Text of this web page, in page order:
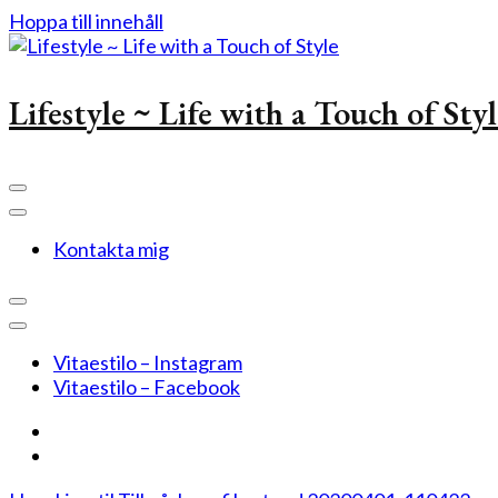
Hoppa till innehåll
Lifestyle ~ Life with a Touch of
Kontakta mig
Vitaestilo – Instagram
Vitaestilo – Facebook